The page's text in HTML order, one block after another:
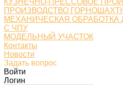
КУЗНЕЧНО-ПРЕССОВОЕ
ПРОИЗВОДСТВО
МЕХАНИЧЕСКАЯ ОБРАБОТКА
С ЧПУ
МОДЕЛЬНЫЙ УЧАСТОК
Контакты
Новости
Задать вопрос
Войти
Логин